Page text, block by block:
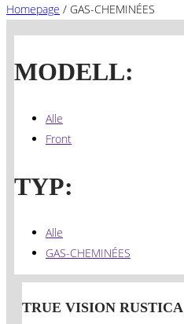
Homepage / GAS-CHEMINÉES
MODELL:
Alle
Front
TYP:
Alle
GAS-CHEMINÉES
TRUE VISION RUSTICA